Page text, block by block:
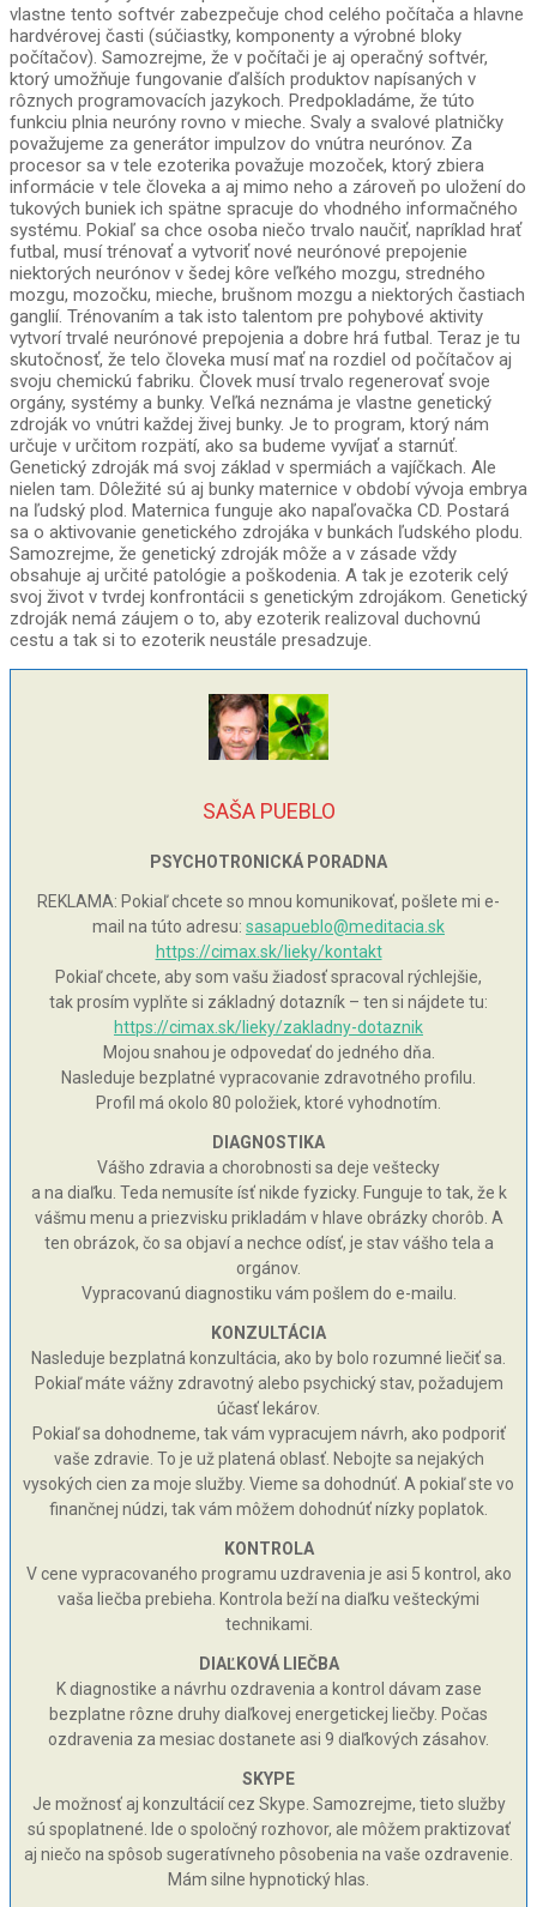
vlastne tento softvér zabezpečuje chod celého počítača a hlavne
hardvérovej časti (súčiastky, komponenty a výrobné bloky
počítačov). Samozrejme, že v počítači je aj operačný softvér,
ktorý umožňuje fungovanie ďalších produktov napísaných v
rôznych programovacích jazykoch. Predpokladáme, že túto
funkciu plnia neuróny rovno v mieche. Svaly a svalové platničky
považujeme za generátor impulzov do vnútra neurónov. Za
procesor sa v tele ezoterika považuje mozoček, ktorý zbiera
informácie v tele človeka a aj mimo neho a zároveň po uložení do
tukových buniek ich spätne spracuje do vhodného informačného
systému. Pokiaľ sa chce osoba niečo trvalo naučiť, napríklad hrať
futbal, musí trénovať a vytvoriť nové neurónové prepojenie
niektorých neurónov v šedej kôre veľkého mozgu, stredného
mozgu, mozočku, mieche, brušnom mozgu a niektorých častiach
ganglií. Trénovaním a tak isto talentom pre pohybové aktivity
vytvorí trvalé neurónové prepojenia a dobre hrá futbal. Teraz je tu
skutočnosť, že telo človeka musí mať na rozdiel od počítačov aj
svoju chemickú fabriku. Človek musí trvalo regenerovať svoje
orgány, systémy a bunky. Veľká neznáma je vlastne genetický
zdroják vo vnútri každej živej bunky. Je to program, ktorý nám
určuje v určitom rozpätí, ako sa budeme vyvíjať a starnúť.
Genetický zdroják má svoj základ v spermiách a vajíčkach. Ale
nielen tam. Dôležité sú aj bunky maternice v období vývoja embrya
na ľudský plod. Maternica funguje ako napaľovačka CD. Postará
sa o aktivovanie genetického zdrojáka v bunkách ľudského plodu.
Samozrejme, že genetický zdroják môže a v zásade vždy
obsahuje aj určité patológie a poškodenia. A tak je ezoterik celý
svoj život v tvrdej konfrontácii s genetickým zdrojákom. Genetický
zdroják nemá záujem o to, aby ezoterik realizoval duchovnú
cestu a tak si to ezoterik neustále presadzuje.
SAŠA PUEBLO
PSYCHOTRONICKÁ PORADNA
REKLAMA: Pokiaľ chcete so mnou komunikovať, pošlete mi e-
mail na túto adresu: sasapueblo@meditacia.sk
https://cimax.sk/lieky/kontakt
Pokiaľ chcete, aby som vašu žiadosť spracoval rýchlejšie,
tak prosím vyplňte si základný dotazník – ten si nájdete tu:
https://cimax.sk/lieky/zakladny-dotaznik
Mojou snahou je odpovedať do jedného dňa.
Nasleduje bezplatné vypracovanie zdravotného profilu.
Profil má okolo 80 položiek, ktoré vyhodnotím.
DIAGNOSTIKA
Vášho zdravia a chorobnosti sa deje veštecky
a na diaľku. Teda nemusíte ísť nikde fyzicky. Funguje to tak, že k
vášmu menu a priezvisku prikladám v hlave obrázky chorôb. A
ten obrázok, čo sa objaví a nechce odísť, je stav vášho tela a
orgánov.
Vypracovanú diagnostiku vám pošlem do e-mailu.
KONZULTÁCIA
Nasleduje bezplatná konzultácia, ako by bolo rozumné liečiť sa.
Pokiaľ máte vážny zdravotný alebo psychický stav, požadujem
účasť lekárov.
Pokiaľ sa dohodneme, tak vám vypracujem návrh, ako podporiť
vaše zdravie. To je už platená oblasť. Nebojte sa nejakých
vysokých cien za moje služby. Vieme sa dohodnúť. A pokiaľ ste vo
finančnej núdzi, tak vám môžem dohodnúť nízky poplatok.
KONTROLA
V cene vypracovaného programu uzdravenia je asi 5 kontrol, ako
vaša liečba prebieha. Kontrola beží na diaľku vešteckými
technikami.
DIAĽKOVÁ LIEČBA
K diagnostike a návrhu ozdravenia a kontrol dávam zase
bezplatne rôzne druhy diaľkovej energetickej liečby. Počas
ozdravenia za mesiac dostanete asi 9 diaľkových zásahov.
SKYPE
Je možnosť aj konzultácií cez Skype. Samozrejme, tieto služby
sú spoplatnené. Ide o spoločný rozhovor, ale môžem praktizovať
aj niečo na spôsob sugeratívneho pôsobenia na vaše ozdravenie.
Mám silne hypnotický hlas.